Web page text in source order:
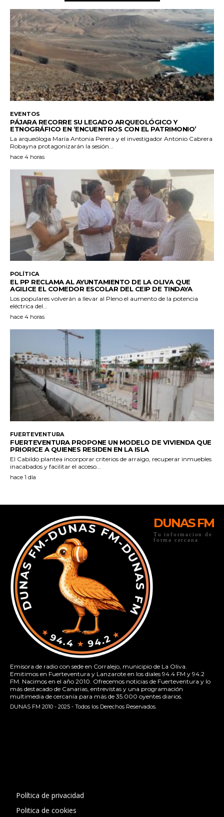
DUNAS FM
Tu informacion de
forma cercana
Emisora de radio con sede en Corralejo, municipio de La Oliva.
Emitimos en Fuerteventura y Lanzarote en los diales 94.4 FM y 94.2
FM. Nacimos en el año 2010. Ofrecemos noticias de Fuerteventura y lo
más destacado de Canarias, entrevistas y una programación
multimedia de cercanía para más de 35.000 oyentes diarios.
DUNAS FM 2010 - 2025 - Todos los Derechos Reservados.
Política de privacidad
Politica de cookies